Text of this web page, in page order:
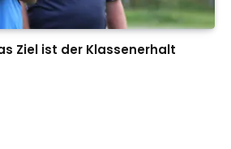
Ziel ist der Klassenerhalt